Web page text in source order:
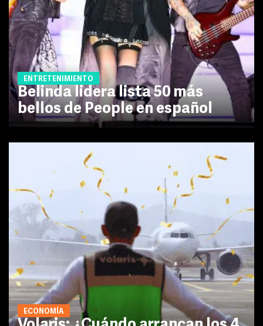
ENTRETENIMIENTO
Belinda lidera lista 50 más
bellos de People en español
ECONOMÍA